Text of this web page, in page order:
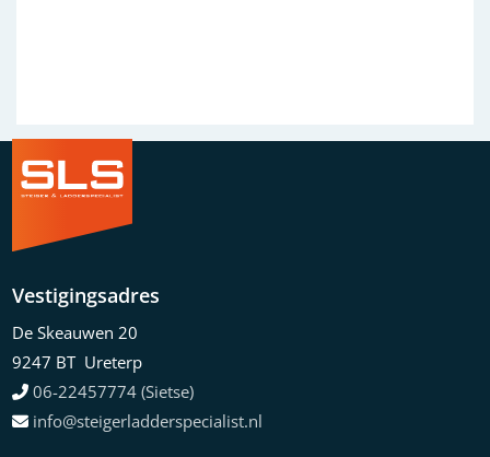
Vestigingsadres
De Skeauwen 20
9247 BT Ureterp
06-22457774 (Sietse)
info@steigerladderspecialist.nl